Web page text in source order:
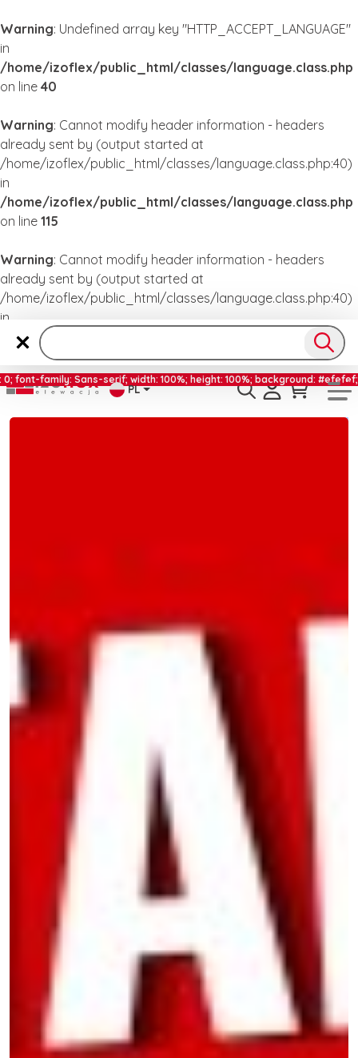
Warning: Undefined array key "HTTP_ACCEPT_LANGUAGE"
in
/home/izoflex/public_html/classes/language.class.php
on line 40
Warning: Cannot modify header information - headers
already sent by (output started at
/home/izoflex/public_html/classes/language.class.php:40)
in
/home/izoflex/public_html/classes/language.class.php
on line 115
Warning: Cannot modify header information - headers
already sent by (output started at
/home/izoflex/public_html/classes/language.class.php:40)
in
/home/izoflex/public_html/classes/language.class.php
115
PL
width: 100%; height: 100%;